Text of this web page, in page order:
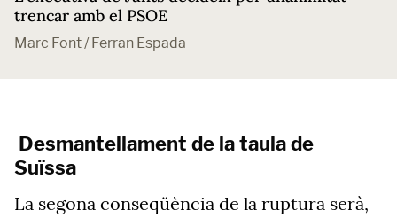
trencar amb el PSOE
Marc Font / Ferran Espada
Desmantellament de la taula de
Suïssa
La segona conseqüència de la ruptura serà,